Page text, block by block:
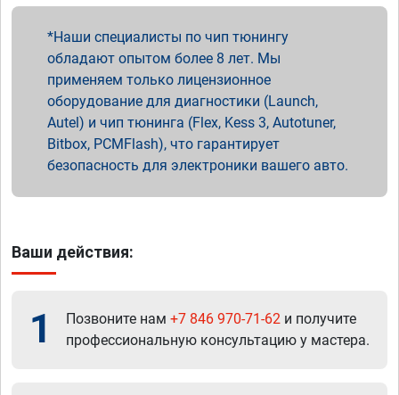
Наши специалисты по чип тюнингу
обладают опытом более 8 лет. Мы
применяем только лицензионное
оборудование для диагностики (Launch,
Autel) и чип тюнинга (Flex, Kess 3, Autotuner,
Bitbox, PCMFlash), что гарантирует
безопасность для электроники вашего авто.
Ваши действия:
1 Позвоните нам +7 846 970-71-62 и получите
профессиональную консультацию у мастера.